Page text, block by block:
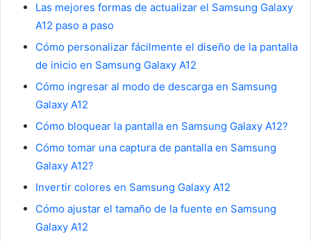
Las mejores formas de actualizar el Samsung Galaxy
A12 paso a paso
Cómo personalizar fácilmente el diseño de la pantalla
de inicio en Samsung Galaxy A12
Cómo ingresar al modo de descarga en Samsung
Galaxy A12
Cómo bloquear la pantalla en Samsung Galaxy A12?
Cómo tomar una captura de pantalla en Samsung
Galaxy A12?
Invertir colores en Samsung Galaxy A12
Cómo ajustar el tamaño de la fuente en Samsung
Galaxy A12